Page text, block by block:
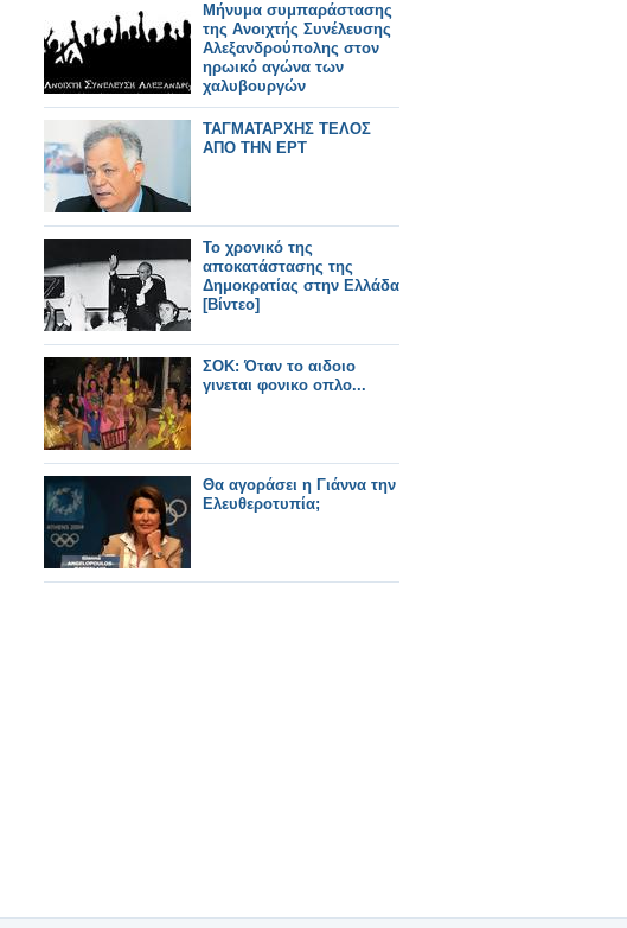
Μήνυμα συμπαράστασης
της Ανοιχτής Συνέλευσης
Αλεξανδρούπολης στον
ηρωικό αγώνα των
χαλυβουργών
ΤΑΓΜΑΤΑΡΧΗΣ ΤΕΛΟΣ
ΑΠΟ ΤΗΝ ΕΡΤ
Το χρονικό της
αποκατάστασης της
Δημοκρατίας στην Ελλάδα
[Βίντεο]
ΣΟΚ: Όταν το αιδοιο
γινεται φονικο οπλο...
Θα αγοράσει η Γιάννα την
Ελευθεροτυπία;